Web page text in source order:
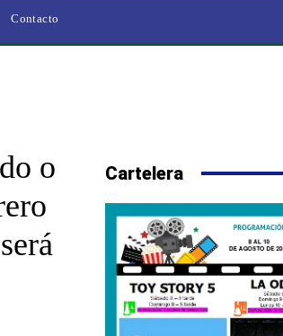
Contacto
o
Cartelera